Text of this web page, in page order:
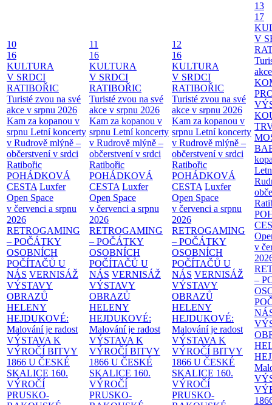
10
16
KULTURA
V SRDCI
RATIBOŘIC
Turisté zvou na své
akce v srpnu 2026
Kam za kopanou v
srpnu Letní koncerty
v Rudrově mlýně –
občerstvení v srdci
Ratibořic
POHÁDKOVÁ
CESTA Luxfer
Open Space
v červenci a srpnu
2026
RETROGAMING
– POČÁTKY
OSOBNÍCH
POČÍTAČŮ U
NÁS VERNISÁŽ
VÝSTAVY
OBRAZŮ
HELENY
HEJDUKOVÉ:
Malování je radost
VÝSTAVA K
VÝROČÍ BITVY
1866 U ČESKÉ
SKALICE 160.
VÝROČÍ
PRUSKO-
11
16
KULTURA
V SRDCI
RATIBOŘIC
Turisté zvou na své
akce v srpnu 2026
Kam za kopanou v
srpnu Letní koncerty
v Rudrově mlýně –
občerstvení v srdci
Ratibořic
POHÁDKOVÁ
CESTA Luxfer
Open Space
v červenci a srpnu
2026
RETROGAMING
– POČÁTKY
OSOBNÍCH
POČÍTAČŮ U
NÁS VERNISÁŽ
VÝSTAVY
OBRAZŮ
HELENY
HEJDUKOVÉ:
Malování je radost
VÝSTAVA K
VÝROČÍ BITVY
1866 U ČESKÉ
SKALICE 160.
VÝROČÍ
PRUSKO-
12
16
KULTURA
V SRDCI
RATIBOŘIC
Turisté zvou na své
akce v srpnu 2026
Kam za kopanou v
srpnu Letní koncerty
v Rudrově mlýně –
občerstvení v srdci
Ratibořic
POHÁDKOVÁ
CESTA Luxfer
Open Space
v červenci a srpnu
2026
RETROGAMING
– POČÁTKY
OSOBNÍCH
POČÍTAČŮ U
NÁS VERNISÁŽ
VÝSTAVY
OBRAZŮ
HELENY
HEJDUKOVÉ:
Malování je radost
VÝSTAVA K
VÝROČÍ BITVY
1866 U ČESKÉ
SKALICE 160.
VÝROČÍ
PRUSKO-
13
17
V
v
–